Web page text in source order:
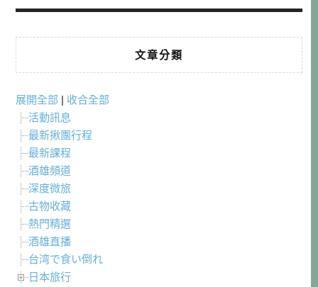
文章分類
展開全部 | 收合全部
活動訊息
最新揪團行程
最新課程
酒雄頻道
深度微旅
古物收藏
熱門精選
酒雄直播
台湾で食い倒れ
日本旅行